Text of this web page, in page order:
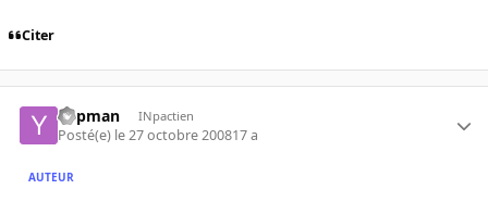
Citer
Yopman INpactien
Posté(e) le 27 octobre 200817 a
AUTEUR